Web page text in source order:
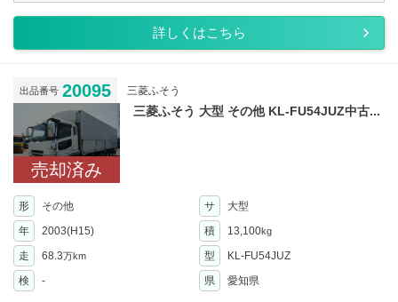
詳しくはこちら
出品番号 20095 三菱ふそう
売却済み
三菱ふそう 大型 その他 KL-FU54JUZ中古...
形 その他 サ
大型
年
2003(H15) 積 13,100kg
走 68.3万km 型
KL-FU54JUZ
検
- 県 愛知県